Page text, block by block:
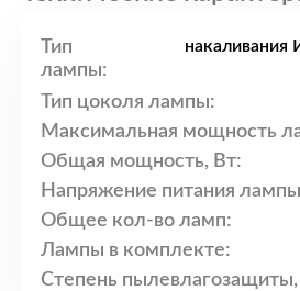
Тип
лампы:
накаливания
Тип цоколя лампы:
Максимальная мощность
Общая мощность, Вт:
Напряжение питания
Общее кол-во ламп:
Лампы в комплекте:
Степень пылевлагозащиты,